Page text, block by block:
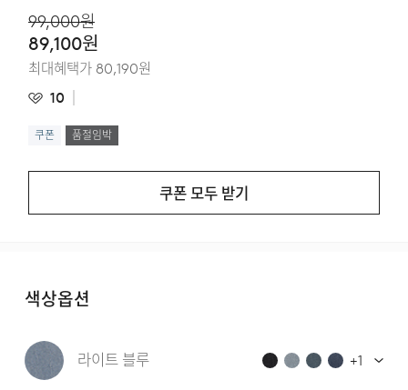
89,100원
99,000원
최대혜택가 80,190원
10
쿠폰 품절임박
쿠폰 모두 받기
색상옵션
라이트 블루 +1